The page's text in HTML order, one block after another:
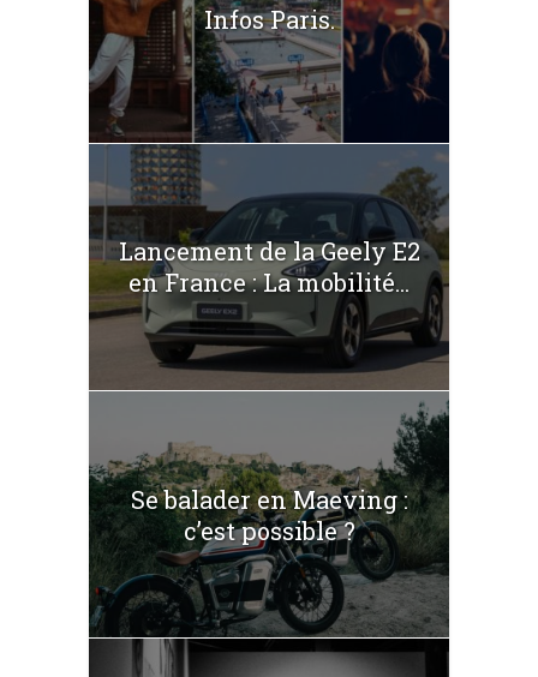
Infos Paris.
Lancement de la Geely E2
en France : La mobilité...
Se balader en Maeving :
c’est possible ?